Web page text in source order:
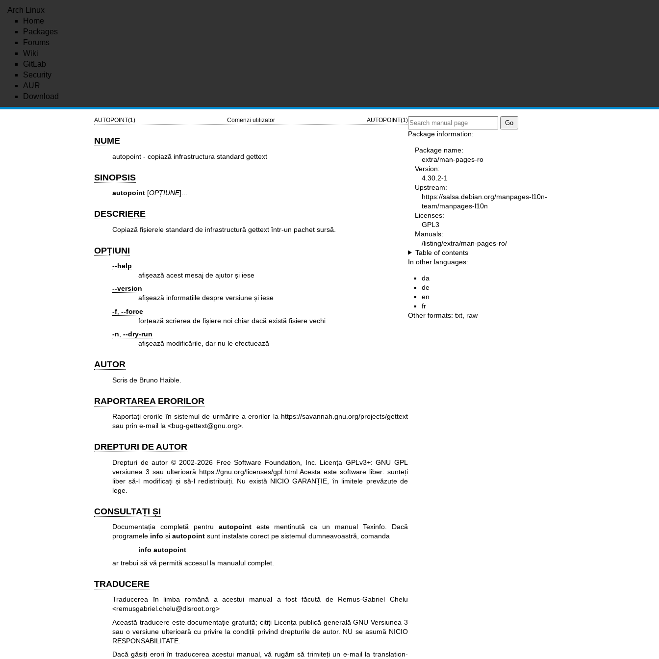
Arch Linux
Home
Packages
Forums
Wiki
GitLab
Security
AUR
Download
AUTOPOINT(1) Comenzi utilizator AUTOPOINT(1)
NUME
autopoint - copiază infrastructura standard gettext
SINOPSIS
autopoint[OPȚIUNE]...
DESCRIERE
Copiază fișierele standard de infrastructură gettext într-un pachet sursă.
OPȚIUNI
--help
afișează acest mesaj de ajutor și iese
--version
afișează informațiile despre versiune și iese
-f, --force
forțează scrierea de fișiere noi chiar dacă există fișiere vechi
-n --dry-run
afișează modificările, dar nu le efectuează
AUTOR
Scris de Bruno Haible.
RAPORTAREA ERORILOR
Raportați erorile în sistemul de urmărire a erorilor la https://savannah.gnu.org/projects/gettext
sau prin e-mail la <bug-gettext@gnu.org>.
DREPTURI DE AUTOR
Drepturi de autor © 2002-2026 Free Software Foundation, Inc. Licența GPLv3+: GNU GPL
versiunea 3 sau ulterioară https://gnu.org/licenses/gpl.html Acesta este software liber: sunteți
liber să-l modificați și să-l redistribuiți. Nu există NICIO GARANȚIE, în limitele prevăzute de
lege.
CONSULTAȚI ȘI
Documentația completă pentru autopointeste menținută ca un manual Texinfo. Dacă
programele info și autopointsunt instalate corect pe sistemul dumneavoastră, comanda
info autopoint
ar trebui să vă permită accesul la manualul complet.
TRADUCERE
Traducerea în limba română a acestui manual a fost făcută de Remus-Gabriel Chelu
<remusgabriel.chelu@disroot.org>
Această traducere este documentație gratuită; citiți Licența publică generală GNU Versiunea 3
sau o versiune ulterioară cu privire la condiții privind drepturile de autor. NU se asumă NICIO
RESPONSABILITATE.
Dacă găsiți erori în traducerea acestui manual, vă rugăm să trimiteți un e-mail la translation-
Package information:
Package name:
extra/man-pages-ro
Version:
4.30.2-1
Upstream:
https://salsa.debian.org/manpages-l10n-
team/manpages-l10n
Licenses:
GPL3
Manuals:
/listing/extra/man-pages-ro/
Table of contents
In other languages:
da
de
en
fr
Other formats: txt raw